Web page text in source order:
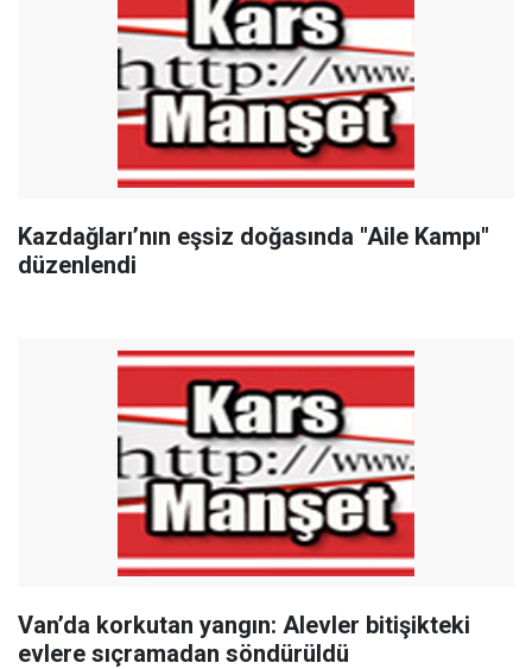
Kazdağları’nın eşsiz doğasında "Aile Kampı"
düzenlendi
Van’da korkutan yangın: Alevler bitişikteki
evlere sıçramadan söndürüldü